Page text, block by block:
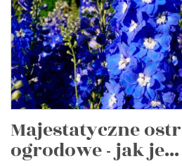
Majestatyczne
ogrodowe - jak je...